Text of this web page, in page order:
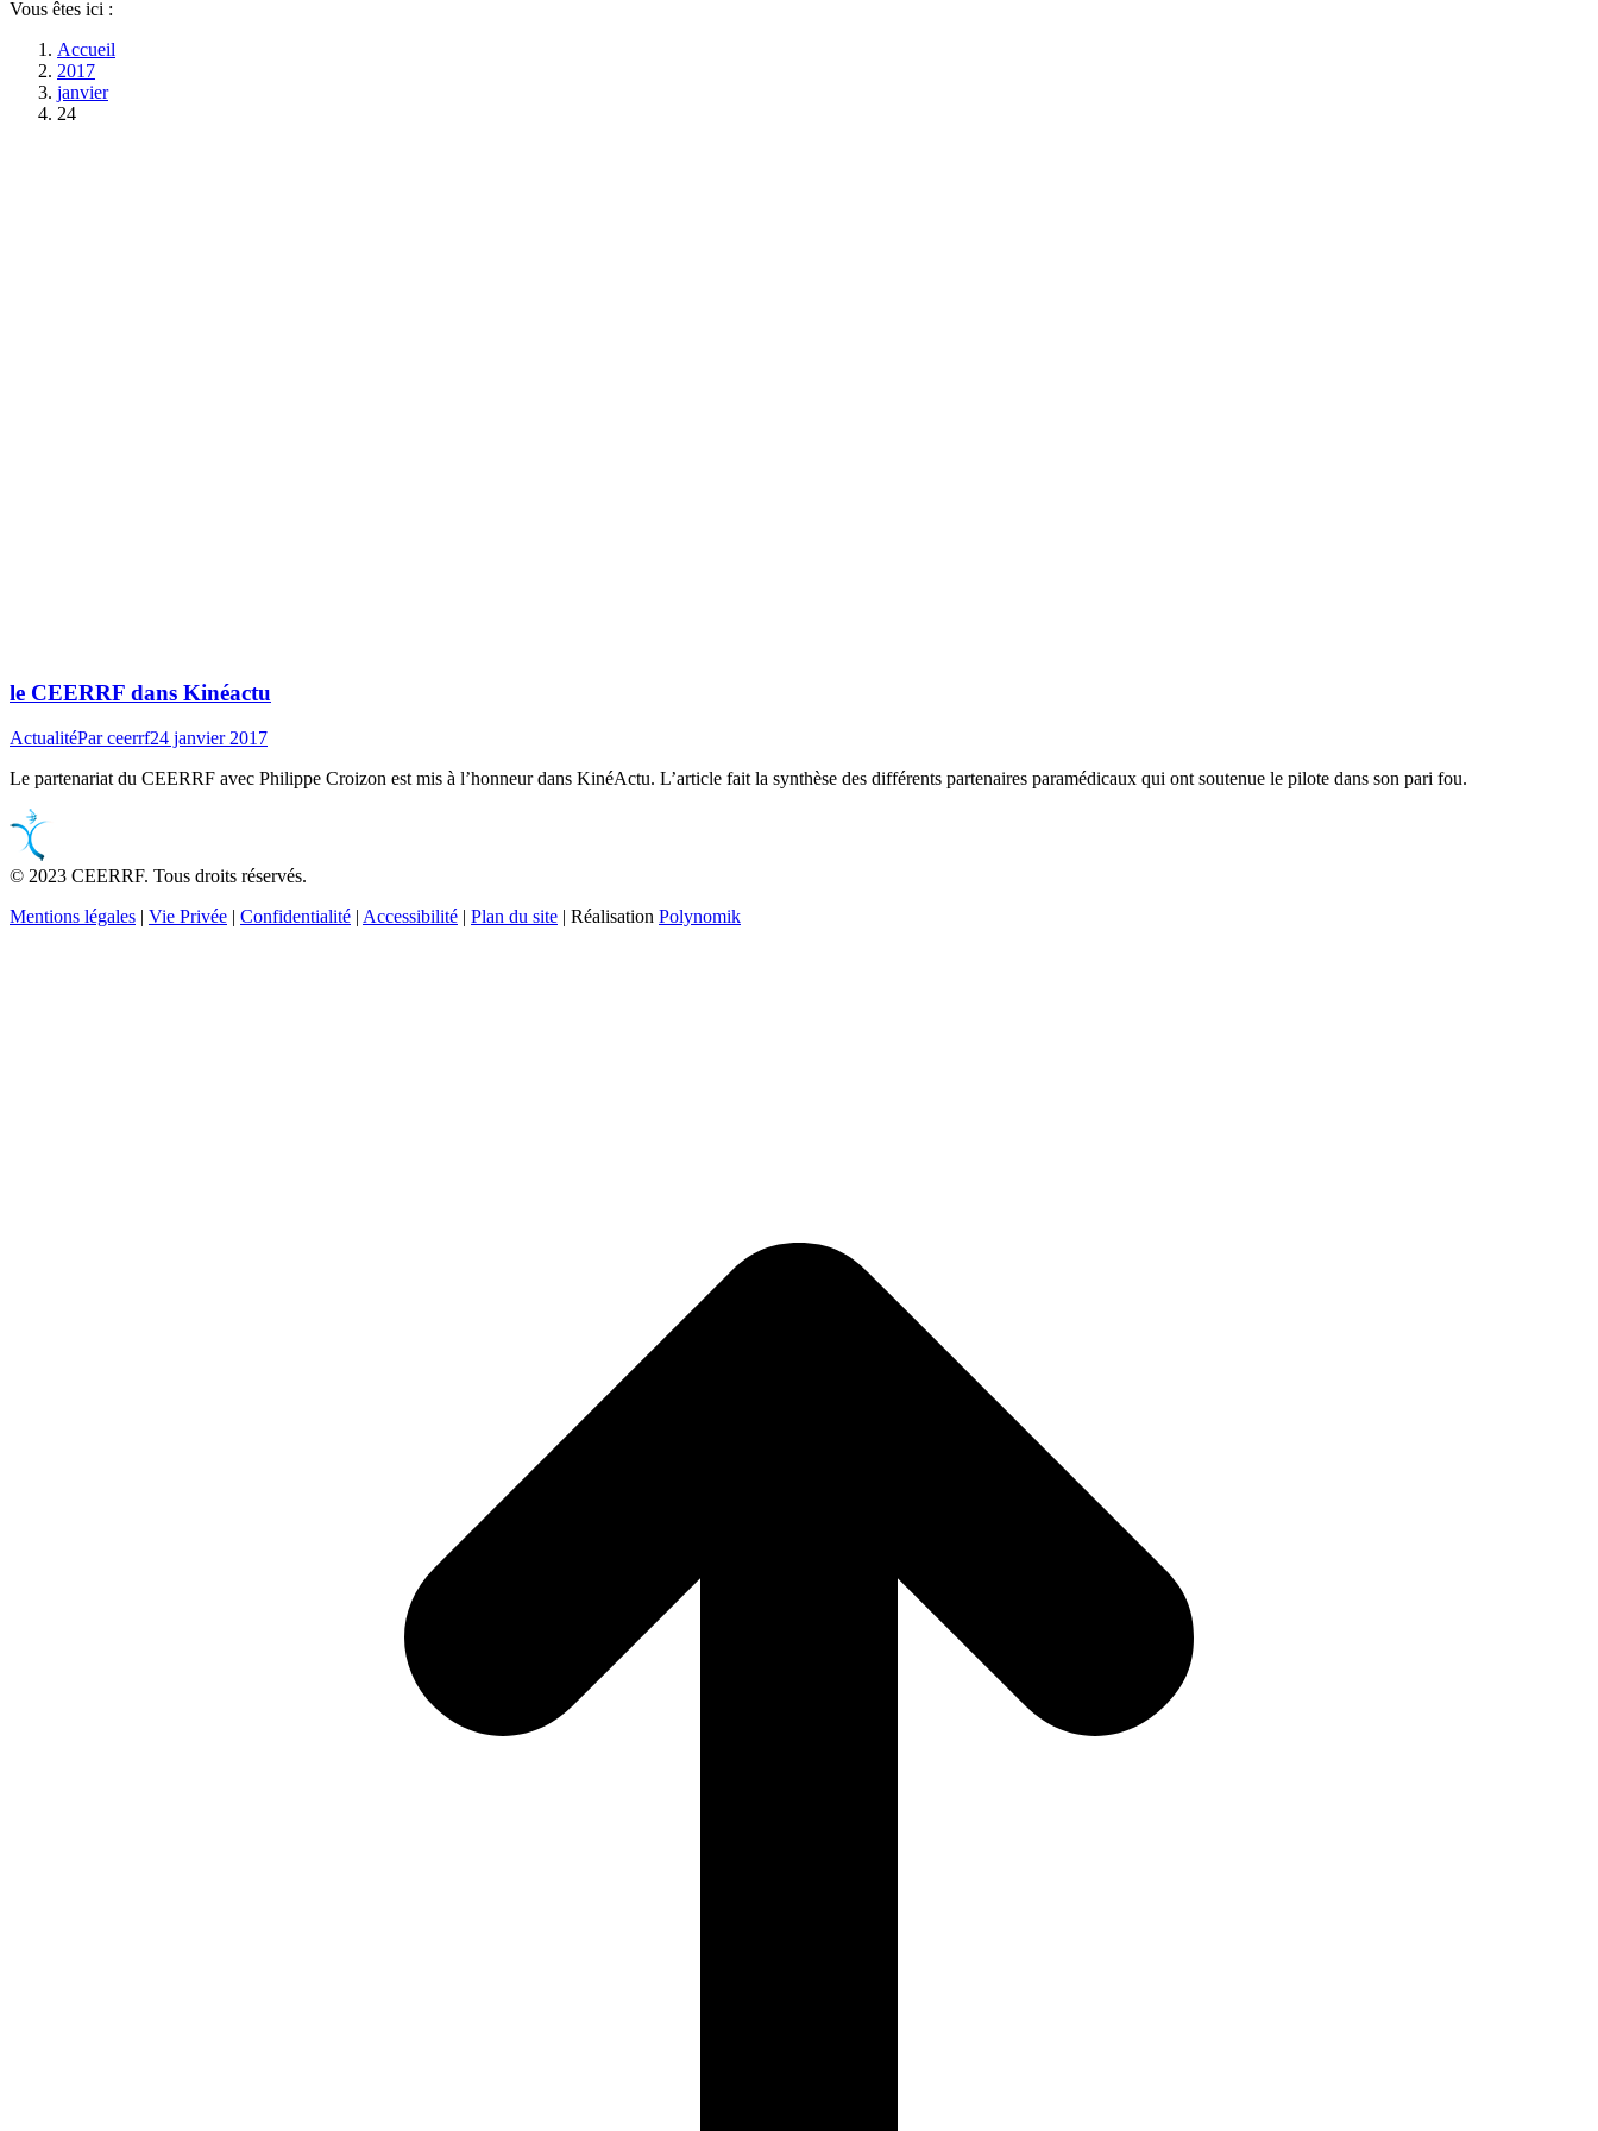
Vous êtes ici :
Accueil
2017
janvier
24
le CEERRF dans Kinéactu
ActualitéParceerrf24 janvier 2017
Le partenariat du CEERRF avec Philippe Croizon est mis à l’honneur dans KinéActu. L’article fait la synthèse des différents partenaires paramédicaux qui ont soutenue le pilote dans son pari fou.
© 2023 CEERRF. Tous droits réservés.
Mentions légales | Vie Privée | Confidentialité | Accessibilité | Plan du site | Réalisation Polynomik